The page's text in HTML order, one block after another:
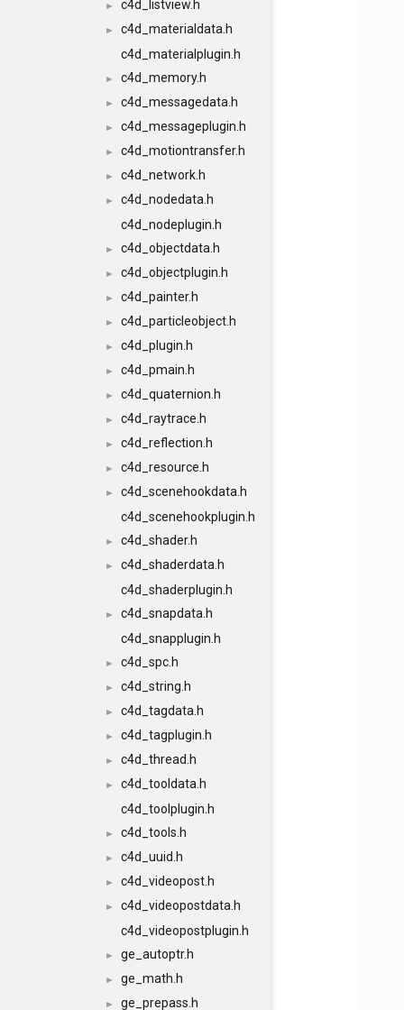
► c4d_listview.h
►
c4d_materialdata.h
c4d_materialplugin.h
► c4d_memory.h
► c4d_messagedata.h
► c4d_messageplugin.h
► c4d_motiontransfer.h
► c4d_network.h
►
c4d_nodedata.h
c4d_nodeplugin.h
► c4d_objectdata.h
► c4d_objectplugin.h
► c4d_painter.h
► c4d_particleobject.h
► c4d_plugin.h
► c4d_pmain.h
► c4d_quaternion.h
► c4d_raytrace.h
► c4d_reflection.h
► c4d_resource.h
►
c4d_scenehookdata.h
c4d_scenehookplugin.h
► c4d_shader.h
►
c4d_shaderdata.h
c4d_shaderplugin.h
►
c4d_snapdata.h
c4d_snapplugin.h
► c4d_spc.h
► c4d_string.h
► c4d_tagdata.h
► c4d_tagplugin.h
► c4d_thread.h
►
c4d_tooldata.h
c4d_toolplugin.h
► c4d_tools.h
► c4d_uuid.h
► c4d_videopost.h
►
c4d_videopostdata.h
c4d_videopostplugin.h
► ge_autoptr.h
► ge_math.h
► ge_prepass.h